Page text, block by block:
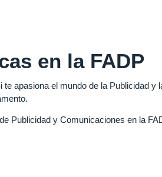
en la FADP
apasiona el mundo de la Publicidad
Publicidad y Comunicaciones en la